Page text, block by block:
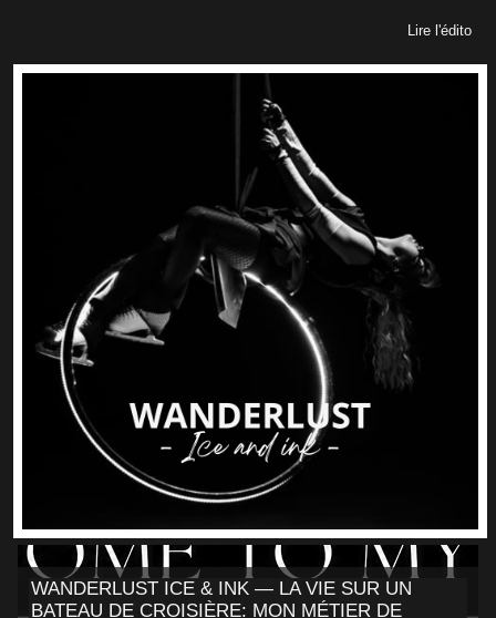
Lire l'édito
WANDERLUST ICE & INK — LA VIE SUR UN
BATEAU DE CROISIÈRE: MON MÉTIER DE